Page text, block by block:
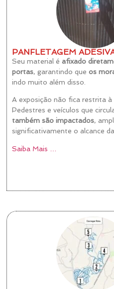
PANFLETAGEM
Seu material éafixado
portas, garantindo queos
indo muito além disso.
A exposição não fica restrita à
Pedestres e veículos que
também são impactados,
significativamente o alcance
Saiba Mais …